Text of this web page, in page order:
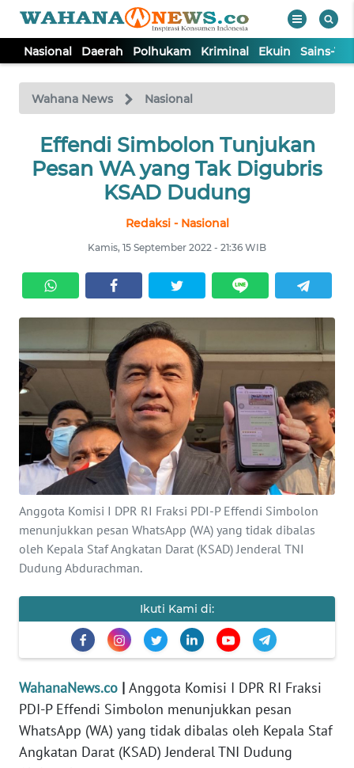
Nasional Daerah Polhukam Kriminal Ekuin Sains-
Wahana News Nasional
Effendi Simbolon Tunjukan
Pesan WA yang Tak Digubris
KSAD Dudung
Redaksi - Nasional
Kamis, 15 September 2022 - 21:36 WIB
Anggota Komisi I DPR RI Fraksi PDI-P Effendi Simbolon
menunjukkan pesan WhatsApp (WA) yang tidak dibalas
oleh Kepala Staf Angkatan Darat (KSAD) Jenderal TNI
Dudung Abdurachman.
Ikuti Kami di:
WahanaNews.co | Anggota Komisi I DPR RI Fraksi
PDI-P Effendi Simbolon menunjukkan pesan
WhatsApp (WA) yang tidak dibalas oleh Kepala Staf
Angkatan Darat (KSAD) Jenderal TNI Dudung
TV
Tutup
NASIONAL
KRIMINAL
EKUIN
SAINS-TEKNO
KESEHATAN
INTERNASIONAL
SERBA-SERBI
PENDIDIKAN
Informasi
INDEKS